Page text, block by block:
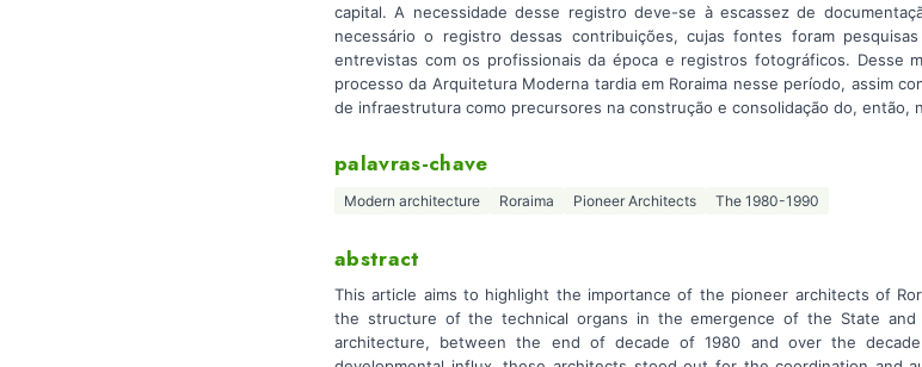
capital. A necessidade desse registro deve-se à escassez de
necessário o registro dessas contribuições, cujas fontes foram
entrevistas com os profissionais da época e registros fotográficos. Desse
processo da Arquitetura Moderna tardia em Roraima nesse período, assim
de infraestrutura como precursores na construção e consolidação do, então,
palavras-chave
Modern architecture Roraima Pioneer Architects The 1980-1990
abstract
This article aims to highlight the importance of the pioneer architects of
the structure of the technical organs in the emergence of the State
architecture, between the end of decade of 1980 and over the